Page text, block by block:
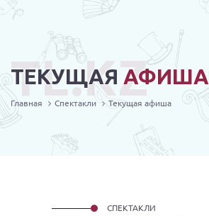
ТЕКУЩАЯ АФИША
TL.KZ
Главная Спектакли Текущая афиша
СПЕКТАКЛИ